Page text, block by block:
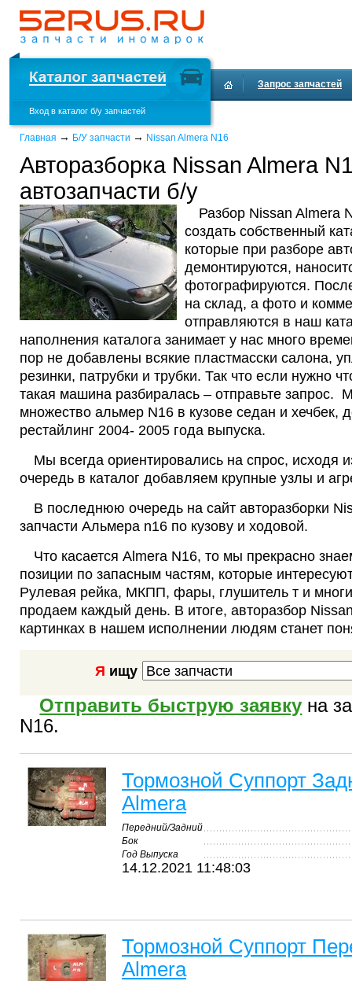
Вход в каталог б/у запчастей
Запрос запчастей
Главная → Б/У запчасти → Nissan Almera N16
Авторазборка Nissan Almera
автозапчасти б/у
Разбор Nissan Almera
создать собственный
которые при разборе
демонтируются,
фотографируются.
на склад, а фото и
отправляются в наш
наполнения каталога занимает у нас много
пор не добавлены всякие пластмасски салона,
резинки, патрубки и трубки. Так что если нужно
такая машина разбиралась – отправьте запрос.
множество альмер N16 в кузове седан и хечбек,
рестайлинг 2004- 2005 года выпуска.
Мы всегда ориентировались на спрос, исходя
очередь в каталог добавляем крупные узлы и
В последнюю очередь на сайт авторазборки
запчасти Альмера n16 по кузову и ходовой.
Что касается Almera N16, то мы прекрасно
позиции по запасным частям, которые
Рулевая рейка, МКПП, фары, глушитель т и
продаем каждый день. В итоге, авторазбор
картинках в нашем исполнении людям станет
Я ищу
Отправить быструю заявку на
N16.
Тормозной Суппорт
Almera
Передний/Задний
Бок
Год Выпуска
14.12.2021 11:48:03
Тормозной Суппорт
Almera